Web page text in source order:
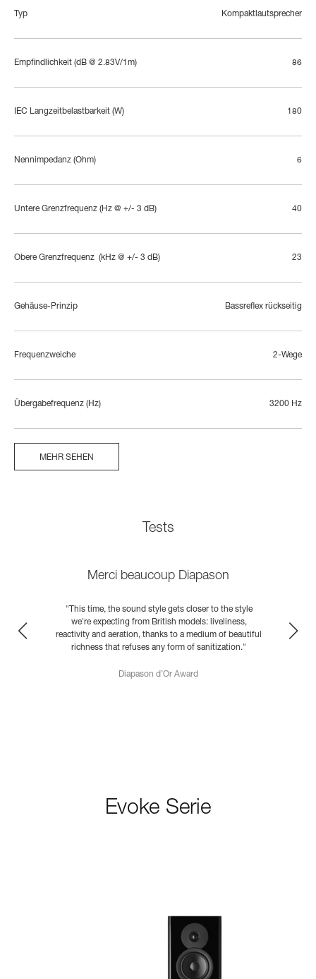
Typ Kompaktlautsprecher
Empfindlichkeit (dB @ 2.83V/1m) 86
IEC Langzeitbelastbarkeit (W) 180
Nennimpedanz (Ohm) 6
Untere Grenzfrequenz (Hz @ +/- 3 dB) 40
Obere Grenzfrequenz  (kHz @ +/- 3 dB) 23
Gehäuse-Prinzip Bassreflex rückseitig
Frequenzweiche 2-Wege
Übergabefrequenz (Hz) 3200 Hz
MEHR SEHEN
Tests
Merci beaucoup Diapason
"This time, the sound style gets closer to the style
we're expecting from British models: liveliness,
reactivity and aeration, thanks to a medium of beautiful
richness that refuses any form of sanitization."
Diapason d’Or Award
READ MORE
Evoke Serie